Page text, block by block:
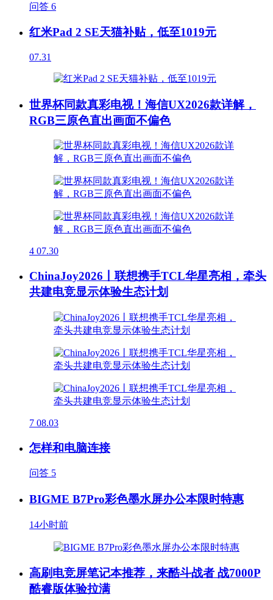
问答 6
红米Pad 2 SE天猫补贴，低至1019元
07.31
世界杯同款真彩电视！海信UX2026款详解，
RGB三原色直出画面不偏色
4 07.30
ChinaJoy2026丨联想携手TCL华星亮相，牵头
共建电竞显示体验生态计划
7 08.03
怎样和电脑连接
问答 5
BIGME B7Pro彩色墨水屏办公本限时特惠
14小时前
高刷电竞屏笔记本推荐，来酷斗战者 战7000P
酷睿版体验拉满